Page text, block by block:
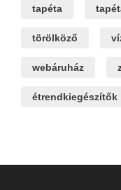
tapéta
törölköző
webáruház
étrendkiegészítők